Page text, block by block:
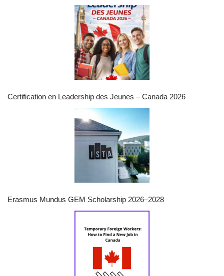
Certification en Leadership des Jeunes – Canada 2026
Erasmus Mundus GEM Scholarship 2026–2028